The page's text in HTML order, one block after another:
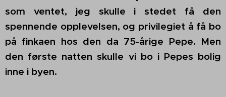
som ventet, jeg skulle i stedet få den
spennende opplevelsen, og privilegiet å få bo
på finkaen hos den da 75-årige Pepe. Men
den første natten skulle vi bo i Pepes bolig
inne i byen.